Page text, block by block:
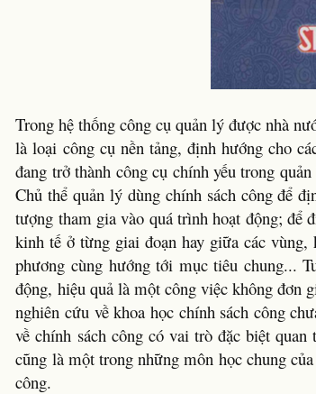
Trong hệ thống công cụ quản lý được nhà
là loại công cụ nền tảng, định hướng cho
đang trở thành công cụ chính yếu trong
Chủ thể quản lý dùng chính sách công để
tượng tham gia vào quá trình hoạt động; để
kinh tế ở từng giai đoạn hay giữa các
phương cùng hướng tới mục tiêu chung...
động, hiệu quả là một công việc không đơn
nghiên cứu về khoa học chính sách công
về chính sách công có vai trò đặc biệt
cũng là một trong những môn học chung
công.